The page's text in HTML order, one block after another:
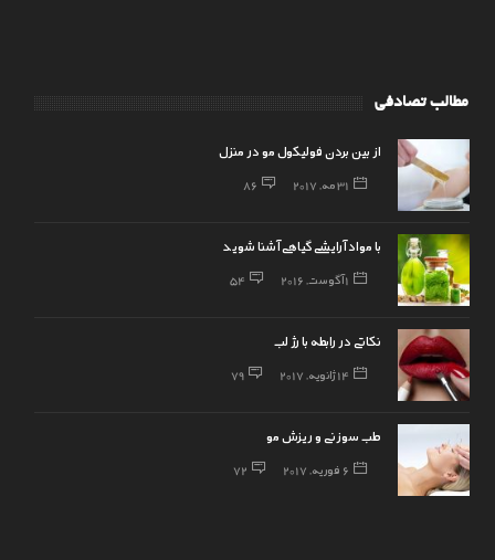
مطالب تصادفی
از بین بردن فولیکول مو در منزل
31 مه, 2017 86
با مواد آرایشی گیاهی آشنا شوید
1 آگوست, 2016 54
نکاتی در رابطه با رژ لب
14 ژانویه, 2017 79
طب سوزنی و ریزش مو
6 فوریه, 2017 72